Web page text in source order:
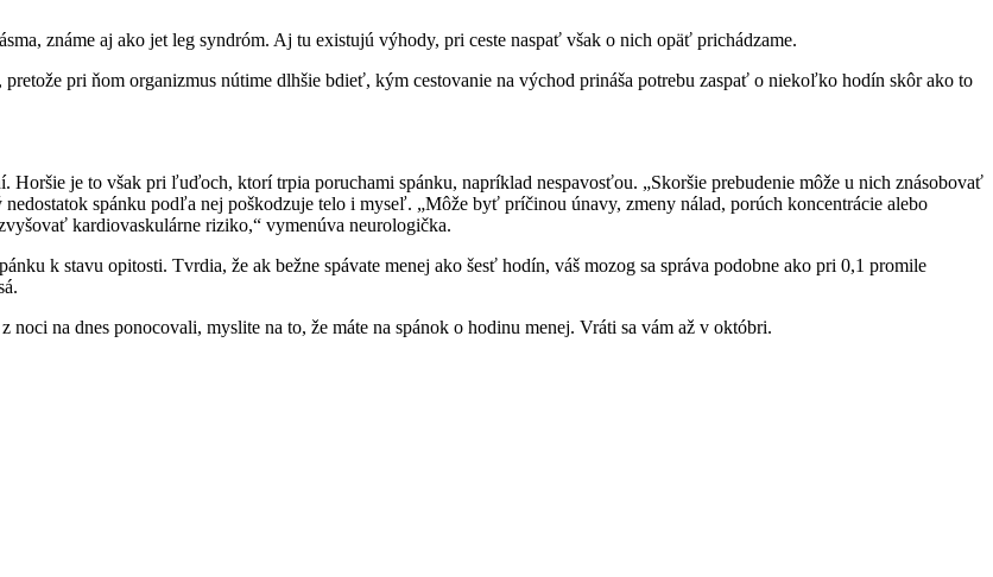
známe aj ako jet leg syndróm. Aj tu existujú výhody, pri ceste naspať však o nich opäť prichádzame.
pri ňom organizmus nútime dlhšie bdieť, kým cestovanie na východ prináša potrebu zaspať o niekoľko hodín skôr ako to
je to však pri ľuďoch, ktorí trpia poruchami spánku, napríklad nespavosťou. „Skoršie prebudenie môže u nich znásobovať
spánku podľa nej poškodzuje telo i myseľ. „Môže byť príčinou únavy, zmeny nálad, porúch koncentrácie alebo
kardiovaskulárne riziko,“ vymenúva neurologička.
k stavu opitosti. Tvrdia, že ak bežne spávate menej ako šesť hodín, váš mozog sa správa podobne ako pri 0,1 promile
na dnes ponocovali, myslite na to, že máte na spánok o hodinu menej. Vráti sa vám až v októbri.